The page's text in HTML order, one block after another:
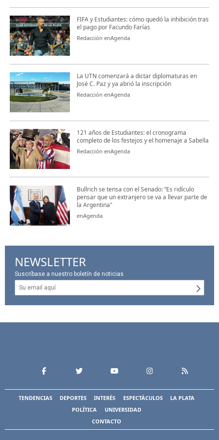
FIFA y Estudiantes: cómo quedó la inhibición tras
el pago por Facundo Farías
Redacción enAgenda
La UTN comenzará a dictar diplomaturas en
José C. Paz y ya abrió la inscripción
Redacción enAgenda
121 años de Estudiantes: el cronograma
completo de los festejos y el homenaje a Sabella
Redacción enAgenda
Bullrich se tensa con el Senado: “Es ridículo
pensar que un extranjero se va a llevar parte de
la Argentina"
enAgenda
NEWSLETTER
Suscríbase a nuestro boletín de noticias
TENDENCIAS DEPORTES INTERÉS ESPECTÁCULOS
LA PLATA
POLÍTICA
UNIVERSIDAD
CONTACTO